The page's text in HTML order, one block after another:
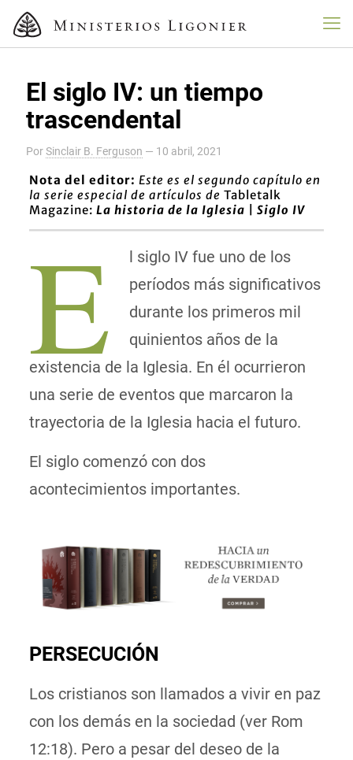
El siglo IV: un tiempo
trascendental
PorSinclair B. Ferguson — 10 abril, 2021
Nota del editor: Este es el segundo capítulo en
la serie especial de artículos de Tabletalk
Magazine: La historia de la Iglesia | Siglo IV
E
l siglo IV fue uno de los
períodos más significativos
durante los primeros mil
quinientos años de la
existencia de la Iglesia. En él ocurrieron
una serie de eventos que marcaron la
trayectoria de la Iglesia hacia el futuro.
El siglo comenzó con dos
acontecimientos importantes.
PERSECUCIÓN
Los cristianos son llamados a vivir en paz
con los demás en la sociedad (ver Rom
12:18). Pero a pesar del deseo de la